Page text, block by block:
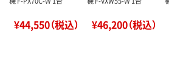
¥44,550（税込） ¥46,200（税込）